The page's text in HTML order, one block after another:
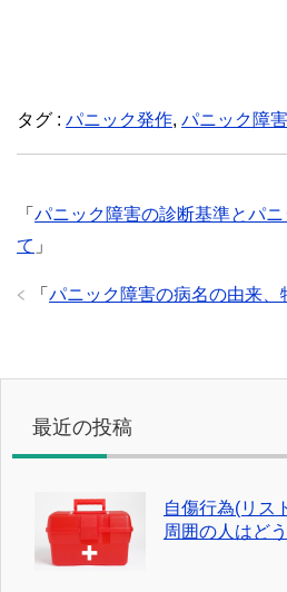
タグ : パニック発作, パニック障害
「 パニック障害の診断基準とパ
て 」
「 パニック障害の病名の由来、
最近の投稿
自傷行為(リス
周囲の人はど